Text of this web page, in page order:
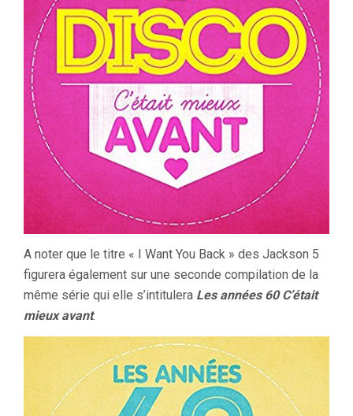
A noter que le titre « I Want You Back » des Jackson 5
figurera également sur une seconde compilation de la
même série qui elle s’intitulera Les années 60 C’était
mieux avant.